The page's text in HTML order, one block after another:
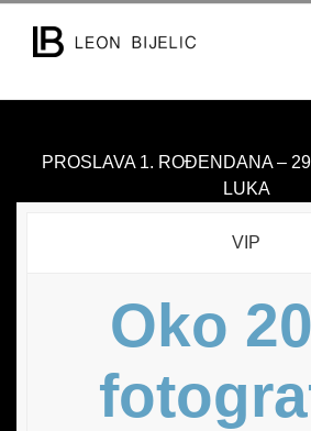
PROSLAVA 1. ROĐENDANA –
LUKA
VIP
Oko